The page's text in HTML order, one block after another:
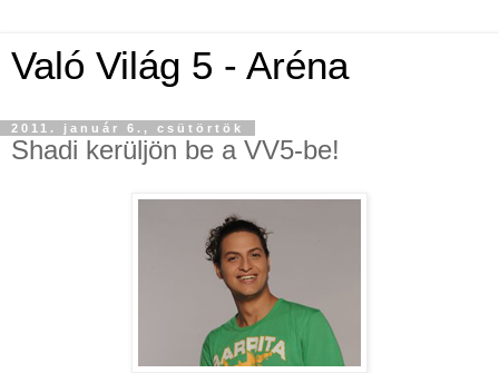
Való Világ 5 - Aréna
2011. január 6., csütörtök
Shadi kerüljön be a VV5-be!